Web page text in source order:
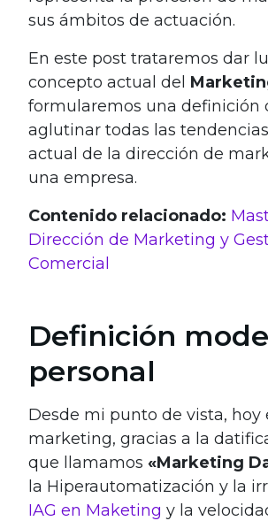
sus ámbitos de actuación.
En este post trataremos dar
concepto actual del
formularemos una definición
aglutinar todas las
actual de la dirección de
una empresa.
Contenido relacionado:
Dirección de Marketing y
Comercial
Definición
personal
Desde mi punto de vista, hoy
marketing, gracias a la
que llamamos «Marketing
la Hiperautomatización y la
IAG en Maketing y la